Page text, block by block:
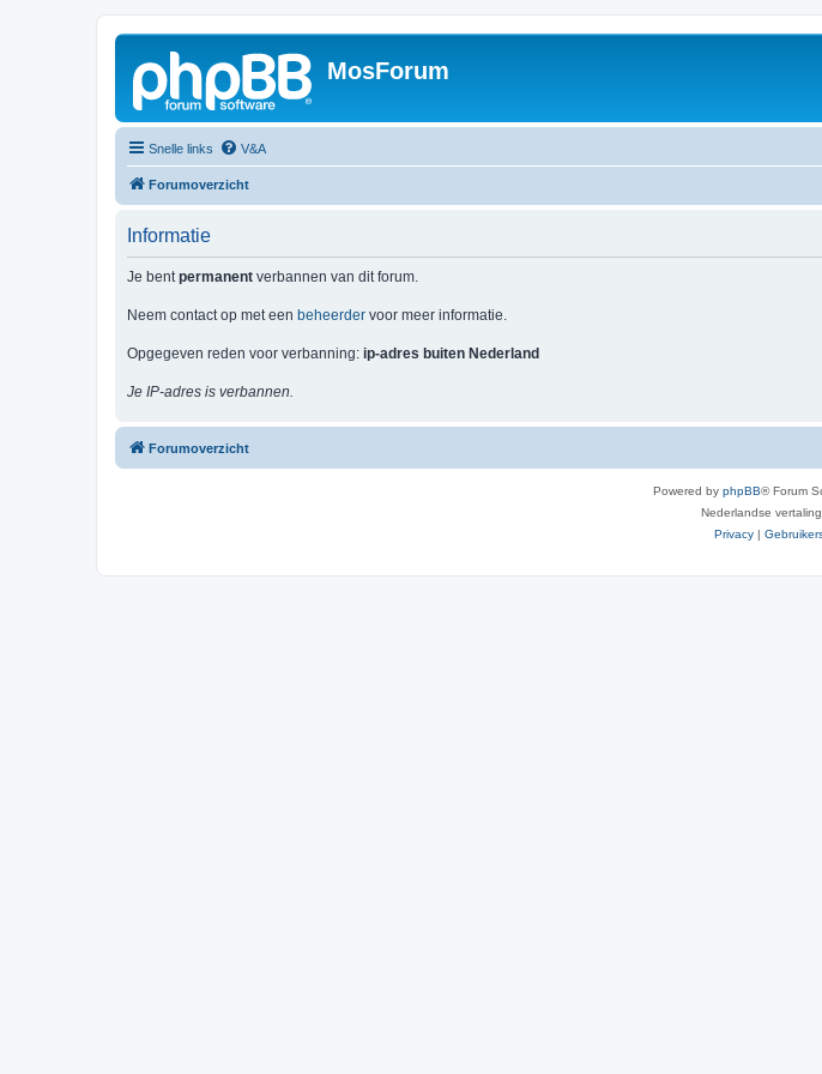
MosForum
Snelle links V&A
Forumoverzicht
Informatie
Je bentpermanent verbannen van dit forum.
Neem contact op met een beheerder voor meer informatie.
Opgegeven reden voor verbanning: ip-adres buiten Nederland
Je IP-adres is verbannen.
Forumoverzicht
Powered by phpBB® Forum
Nederlandse
Privacy |